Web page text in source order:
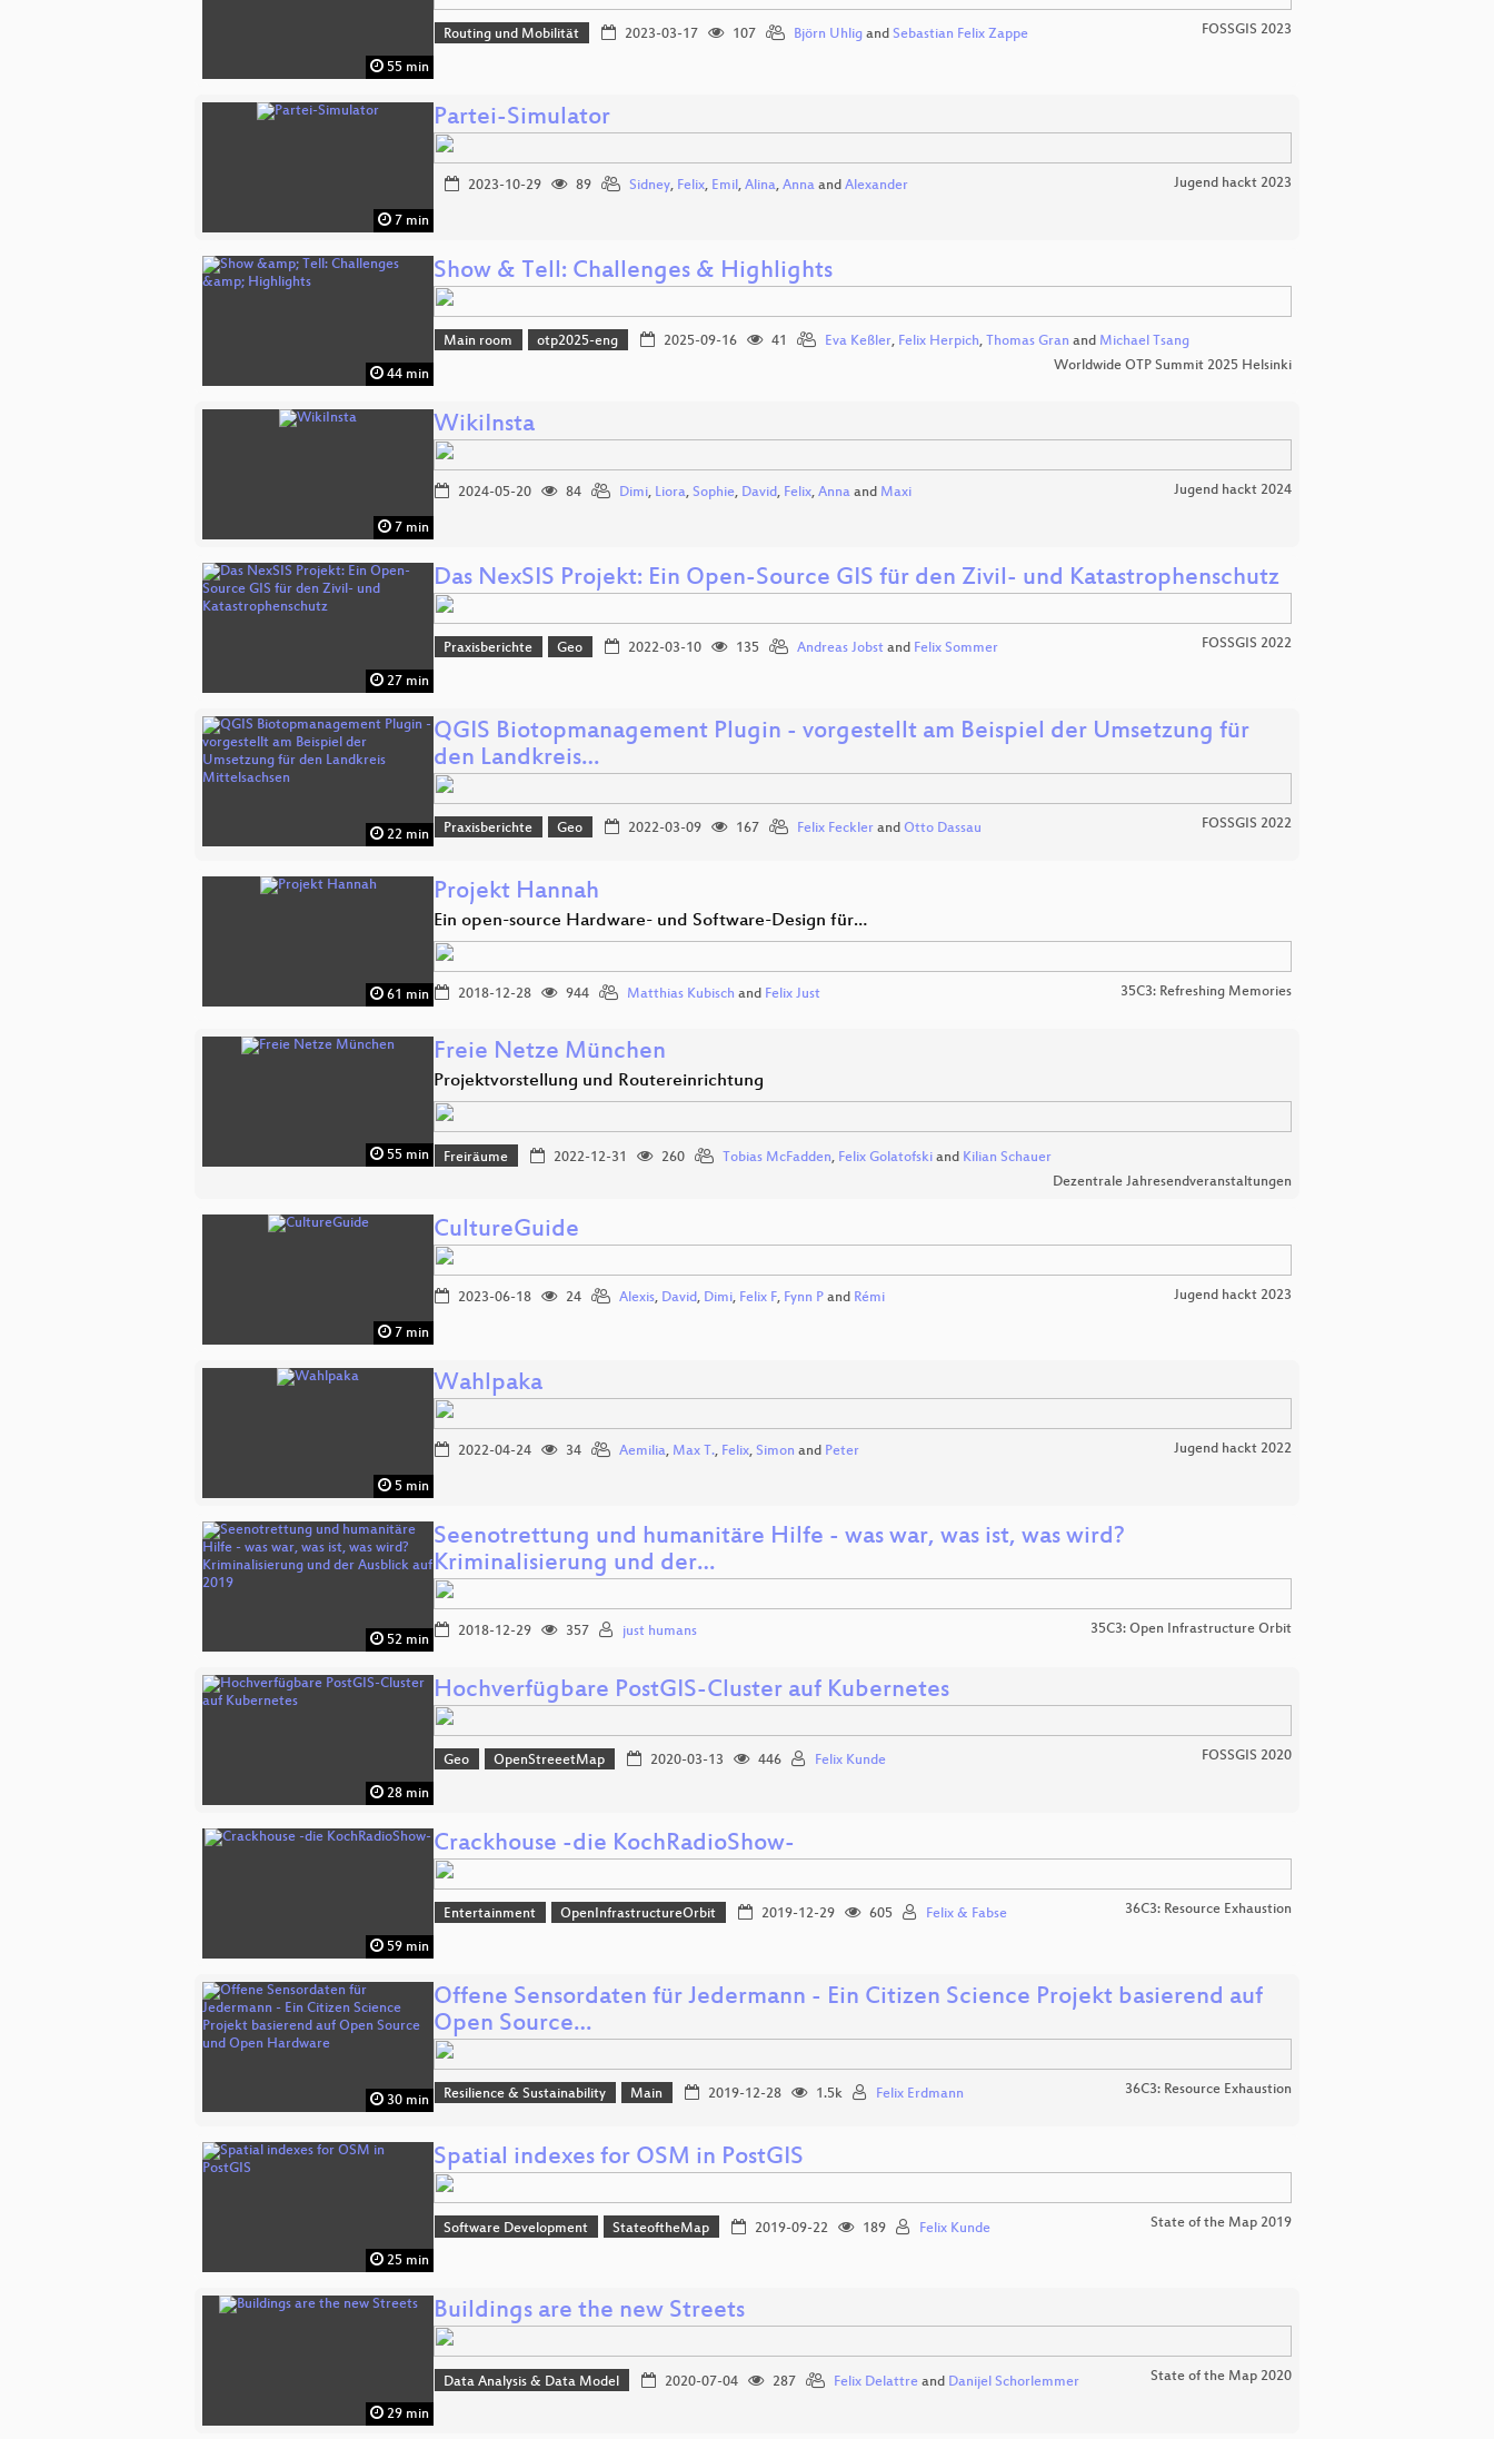
55 min
Routing und Mobilität 2023-03-17 107 Björn Uhligand Sebastian Felix Zappe FOSSGIS 2023
7 min
Partei-Simulator
2023-10-29 89 Sidney, Felix, Emil , Alina, Anna and Alexander Jugend hackt 2023
44 min
Show & Tell: Challenges & Highlights
Main room otp2025-eng 2025-09-16 41 Eva Keßler, Felix Herpich, Thomas Gran and Michael Tsang
Worldwide OTP Summit 2025 Helsinki
7 min
WikiInsta
2024-05-20 84 Dimi, Liora, Sophie, David, Felix, Anna and Maxi Jugend hackt 2024
27 min
Das NexSIS Projekt: Ein Open-Source GIS für den Zivil- und Katastrophenschutz
Praxisberichte Geo 2022-03-10 135 Andreas Jobstand Felix Sommer FOSSGIS 2022
22 min
QGIS Biotopmanagement Plugin - vorgestellt am Beispiel der Umsetzung für
den Landkreis…
Praxisberichte Geo 2022-03-09 167 Felix Fecklerand Otto Dassau FOSSGIS 2022
61 min
Projekt Hannah
Ein open-source Hardware- und Software-Design für…
2018-12-28 944 Matthias Kubisch and Felix Just 35C3: Refreshing Memories
55 min
Freie Netze München
Projektvorstellung und Routereinrichtung
Freiräume 2022-12-31 260 Tobias McFadden, Felix Golatofskiand Kilian Schauer
Dezentrale Jahresendveranstaltungen
7 min
CultureGuide
2023-06-18 24 Alexis, David, Dimi, Felix F, Fynn P and Rémi Jugend hackt 2023
5 min
Wahlpaka
2022-04-24 34 Aemilia, Max T., Felix, Simon and Peter Jugend hackt 2022
52 min
Seenotrettung und humanitäre Hilfe - was war, was ist, was wird?
Kriminalisierung und der…
2018-12-29 357 just humans 35C3: Open Infrastructure Orbit
28 min
Hochverfügbare PostGIS-Cluster auf Kubernetes
Geo OpenStreeetMap 2020-03-13 446 Felix Kunde FOSSGIS 2020
59 min
Crackhouse -die KochRadioShow-
Entertainment OpenInfrastructureOrbit 2019-12-29 605 Felix & Fabse 36C3: Resource Exhaustion
30 min
Offene Sensordaten für Jedermann - Ein Citizen Science Projekt basierend auf
Open Source…
Resilience & Sustainability Main 2019-12-28 1.5k Felix Erdmann 36C3: Resource Exhaustion
25 min
Spatial indexes for OSM in PostGIS
Software Development StateoftheMap 2019-09-22 189 Felix Kunde State of the Map 2019
29 min
Buildings are the new Streets
Data Analysis & Data Model 2020-07-04 287 Felix Delattreand Danijel Schorlemmer State of the Map 2020